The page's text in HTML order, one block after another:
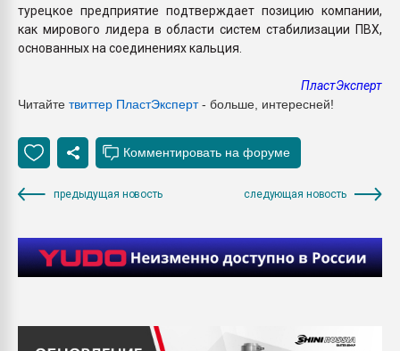
турецкое предприятие подтверждает позицию компании,
как мирового лидера в области систем стабилизации ПВХ,
основанных на соединениях кальция.
ПластЭксперт
Читайте твиттер ПластЭксперт- больше, интересней!
предыдущая новость следующая новость